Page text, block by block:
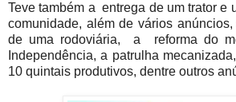
Teve também a entrega de um trator e
comunidade, além de vários
de uma rodoviária, a reforma do
Independência, a patrulha
10 quintais produtivos, dentre outros